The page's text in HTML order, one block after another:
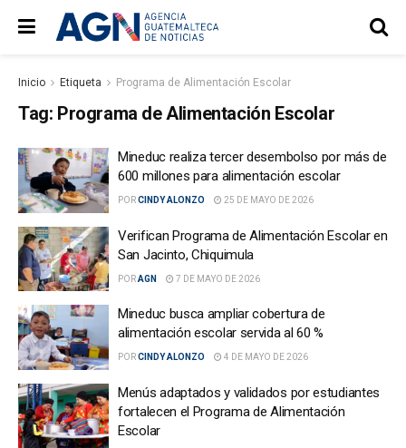
Inicio Etiqueta Programa de Alimentación Escolar
Tag: Programa de Alimentación Escolar
Mineduc realiza tercer desembolso por más de
600 millones para alimentación escolar
PORCINDY ALONZO 25 DE MAYO DE 2026
Verifican Programa de Alimentación Escolar en
San Jacinto, Chiquimula
PORAGN 7 DE MAYO DE 2026
Mineduc busca ampliar cobertura de
alimentación escolar servida al 60 %
PORCINDY ALONZO 4 DE MAYO DE 2026
Menús adaptados y validados por estudiantes
fortalecen el Programa de Alimentación
Escolar